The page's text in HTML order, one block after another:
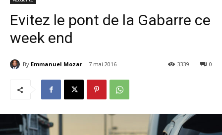
Evitez le pont de la Gabarre ce
week end
By Emmanuel Mozar 7 mai 2016 0
3339